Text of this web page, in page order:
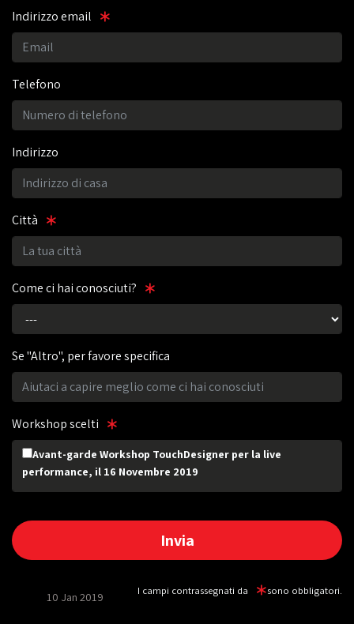
Indirizzo email
Telefono
Indirizzo
Città
Come ci hai conosciuti?
Se "Altro", per favore specifica
Workshop scelti
Avant-garde Workshop TouchDesigner per la live
performance, il 16 Novembre 2019
I campi contrassegnati da sono obbligatori.
10 Jan 2019